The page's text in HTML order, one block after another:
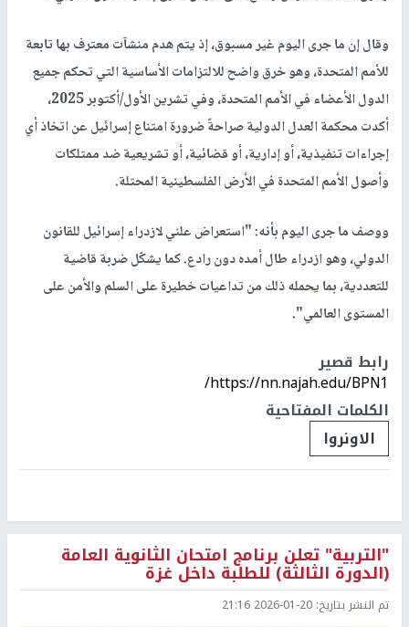
وقال إن ما جرى اليوم غير مسبوق، إذ يتم هدم منشآت معترف بها تابعة
للأمم المتحدة، وهو خرق واضح للالتزامات الأساسية التي تحكم جميع
الدول الأعضاء في الأمم المتحدة، وفي تشرين الأول/أكتوبر 2025،
أكدت محكمة العدل الدولية صراحةً ضرورة امتناع إسرائيل عن اتخاذ أي
إجراءات تنفيذية، أو إدارية، أو قضائية، أو تشريعية ضد ممتلكات
وأصول الأمم المتحدة في الأرض الفلسطينية المحتلة.
ووصف ما جرى اليوم بأنه: "استعراض علني لازدراء إسرائيل للقانون
الدولي، وهو ازدراء طال أمده دون رادع. كما يشكّل ضربة قاضية
للتعددية، بما يحمله ذلك من تداعيات خطيرة على السلم والأمن على
المستوى العالمي".
رابط قصير
https://nn.najah.edu/BPN1/
الكلمات المفتاحية
الاونروا
"التربية" تعلن برنامج امتحان الثانوية العامة
(الدورة الثالثة) للطلبة داخل غزة
تم النشر بتاريخ: 2026-01-20 21:16